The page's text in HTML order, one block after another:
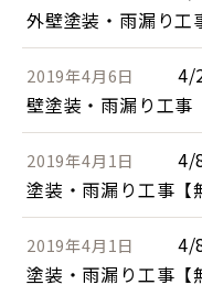
外壁塗装・雨漏り工
2019年4月6日
4/
壁塗装・雨漏り工事
2019年4月1日
4/
塗装・雨漏り工事【
2019年4月1日
4/
塗装・雨漏り工事【